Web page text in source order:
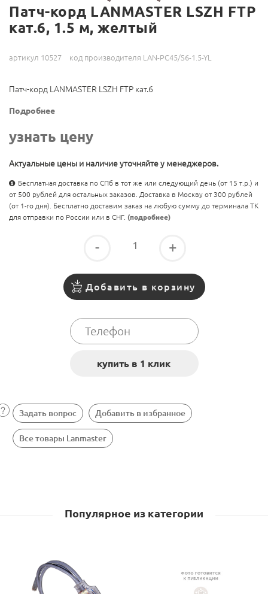
Патч-корд LANMASTER LSZH FTP
кат.6, 1.5 м, желтый
артикул 10527 код производителя LAN-PC45/S6-1.5-YL
Патч-корд LANMASTER LSZH FTP кат.6
Подробнее
узнать цену
Актуальные цены и наличие уточняйте у менеджеров.
Бесплатная доставка по СПб в тот же или следующий день (от 15 т.р.) и
от 500 рублей для остальных заказов. Доставка в Москву от 300 рублей
(от 1-го дня). Бесплатно доставим заказ на любую сумму до терминала ТК
для отправки по России или в СНГ. (подробнее)
- +
Добавить в корзину
Задать вопрос Добавить в избранное
Все товары Lanmaster
Популярное из категории